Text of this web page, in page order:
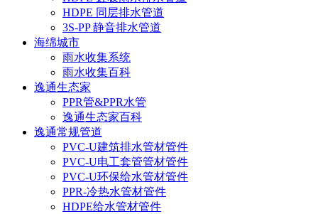
HDPE 同层排水管道
3S-PP 静音排水管道
海绵城市
雨水收集系统
雨水收集百科
逸通生态家
PPR管&PPR水管
逸通生态家百科
逸通常规管道
PVC-U建筑排水管材管件
PVC-U电工套管管材管件
PVC-U环保给水管材管件
PPR-冷热水管材管件
HDPE给水管材管件